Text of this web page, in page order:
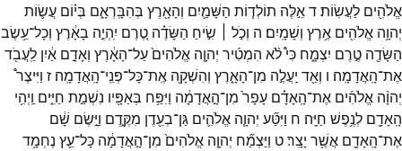
אֱלֹהִ֖ים לַעֲשֽׂוֹת׃דאֵ֣לֶּה תוֹלְד֧וֹת הַשָּׁמַ֛יִם וְהָאָ֖רֶץ בְּהִבָּֽרְאָ֑ם בְּי֗וֹם עֲשׂ֛וֹת
יְהוָ֥ה אֱלֹהִ֖ים אֶ֥רֶץ וְשָׁמָֽיִם׃ ה וְכֹ֣ל ׀ שִׂ֣יחַ הַשָּׂדֶ֗ה טֶ֚רֶם יִֽהְיֶ֣ה בָאָ֔רֶץ וְכָל־עֵ֥שֶׂב
הַשָּׂדֶ֖ה טֶ֣רֶם יִצְמָ֑ח כִּי֩לֹ֨א הִמְטִ֜יר יְהוָ֤ה אֱלֹהִים֙עַל־הָאָ֔רֶץ וְאָדָ֣ם אַ֔יִן לַֽעֲבֹ֖ד
אֶת־הָֽאֲדָמָֽה׃ ו וְאֵ֖ד יַֽעֲלֶ֣ה מִן־הָאָ֑רֶץ וְהִשְׁקָ֖ה אֶֽת־כָּל־פְּנֵֽי־הָֽאֲדָמָֽה׃ ז וַיִּיצֶר֩
יְהוָ֨ה אֱלֹהִ֜ים אֶת־הָֽאָדָ֗ם עָפָר֙ מִן־הָ֣אֲדָמָ֔ה וַיִּפַּ֥ח בְּאַפָּ֖יו נִשְׁמַ֣ת חַיִּ֑ים וַֽיְהִ֥י
הָֽאָדָ֖ם לְנֶ֥פֶשׁ חַיָּֽה׃ ח וַיִּטַּ֞ע יְהוָ֧ה אֱלֹהִ֛ים גַּן־בְעֵ֖דֶן מִקֶּ֑דֶם וַיָּ֣שֶׂם שָׁ֔ם
אֶת־הָֽאָדָ֖ם אֲשֶׁ֥ר יָצָֽר׃ט וַיַּצְמַ֞ח יְהוָ֤ה אֱלֹהִים֙ מִן־הָ֣אֲדָמָ֔ה כָּל־עֵ֛ץ נֶחְמָ֥ד